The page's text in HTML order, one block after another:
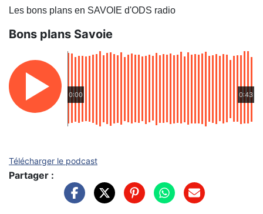
Les bons plans en SAVOIE d'ODS radio
Bons plans Savoie
0:00 0:43
Télécharger le podcast
Partager :